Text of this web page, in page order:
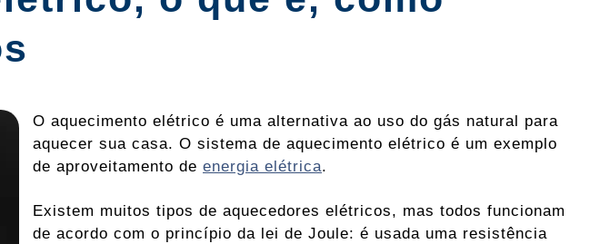
O aquecimento elétrico é uma alternativa ao uso do gás natural para
aquecer sua casa. O sistema de aquecimento elétrico é um exemplo
de aproveitamento de energia elétrica.
Existem muitos tipos de aquecedores elétricos, mas todos funcionam
de acordo com o princípio da lei de Joule: é usada uma resistência